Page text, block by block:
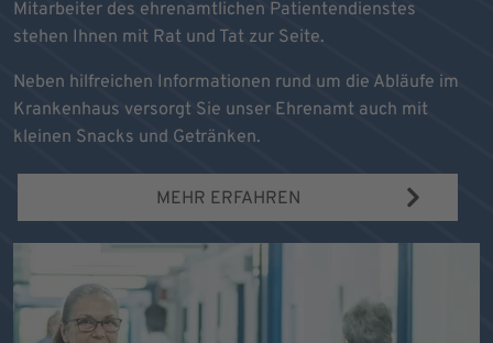
Mitarbeiter des ehrenamtlichen Patientendienstes
stehen Ihnen mit Rat und Tat zur Seite.
Neben hilfreichen Informationen rund um die Abläufe im
Krankenhaus versorgt Sie unser Ehrenamt auch mit
kleinen Snacks und Getränken.
MEHR ERFAHREN